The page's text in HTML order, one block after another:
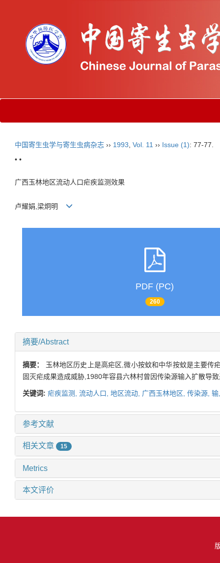
中国寄生虫学与寄生虫病杂志 ›› 1993 Vol. 11 ›› Issue (1): 77-77.
• •
广西玉林地区流动人口疟疾监测效果
卢耀娟,梁炯明
PDF (PC)
260
摘要/Abstract
摘要： 玉林地区历史上是高疟区,微小按蚊和中华按蚊是主要
固灭疟成果造成威胁,1980年容县六林村曾因传染源输入扩散导
关键词: 疟疾监测, 流动人口, 地区流动, 广西玉林地区, 传染源,
参考文献
相关文章 15
Metrics
本文评价